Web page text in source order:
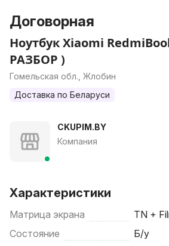
Договорная
Ноутбук Xiaomi
РАЗБОР )
Гомельская обл., Жлобин
Доставка по Беларуси
CKUPIM.BY
Компания
Характеристики
Матрица экрана
TN +
Состояние
Б/у